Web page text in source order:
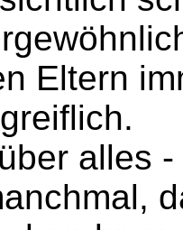
Eltern
alles